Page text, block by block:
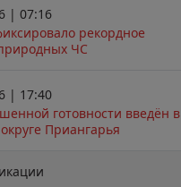
| 07:16
рекордное
ЧС
| 17:40
готовности введён в
Приангарья